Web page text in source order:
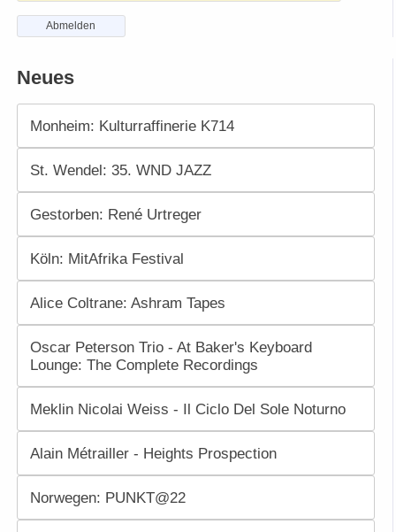
Abmelden
Neues
Monheim: Kulturraffinerie K714
St. Wendel: 35. WND JAZZ
Gestorben: René Urtreger
Köln: MitAfrika Festival
Alice Coltrane: Ashram Tapes
Oscar Peterson Trio - At Baker's Keyboard
Lounge: The Complete Recordings
Meklin Nicolai Weiss - Il Ciclo Del Sole Noturno
Alain Métrailler - Heights Prospection
Norwegen: PUNKT@22